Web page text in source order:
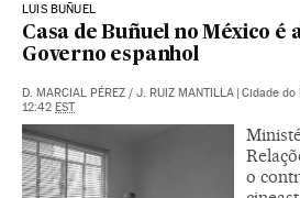
LUIS BUÑUEL
Casa de Buñuel no México é
Governo espanhol
D. MARCIAL PÉREZ / J. RUIZ MANTILLA | Cidade do
12:42 EST
o